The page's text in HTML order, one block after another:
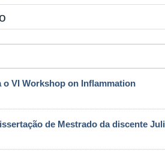
o VI Workshop on Inflammation
de Mestrado da discente